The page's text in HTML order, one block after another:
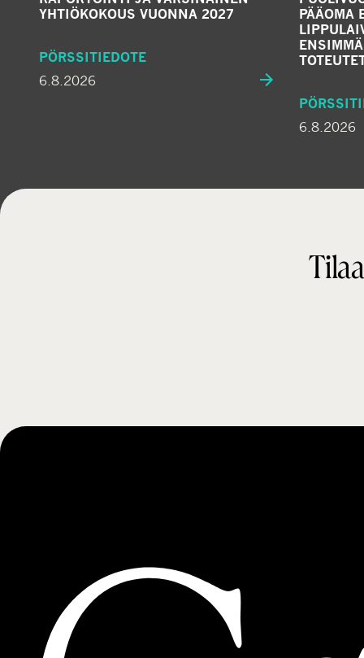
YHTIÖKOKOUS VUONNA 2027
PÖRSSITIEDOTE
6.8.2026
PÄÄOMA
6.8.2026